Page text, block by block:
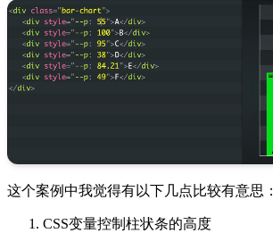
这个案例中我觉得有以下几点比较有意思：
CSS变量控制柱状条的高度